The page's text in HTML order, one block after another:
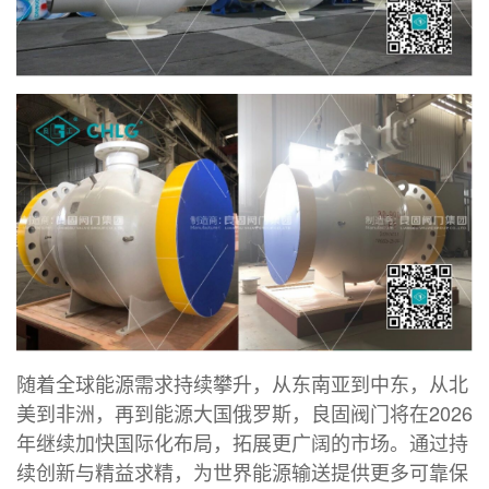
随着全球能源需求持续攀升，从东南亚到中东，从北
美到非洲，再到能源大国俄罗斯，良固阀门将在2026
年继续加快国际化布局，拓展更广阔的市场。通过持
续创新与精益求精，为世界能源输送提供更多可靠保